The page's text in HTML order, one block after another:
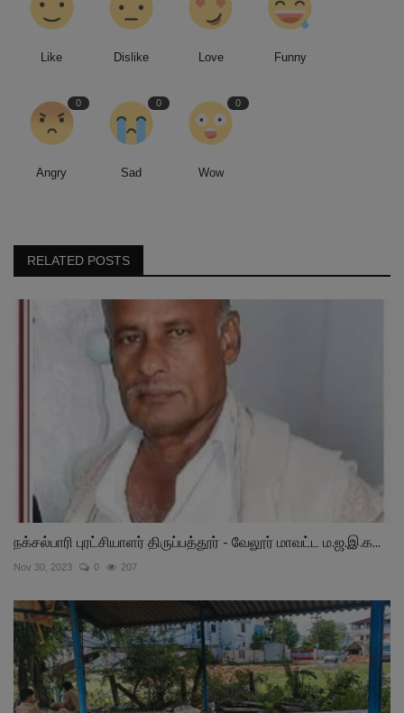
Like Dislike Love Funny
0
Angry
0
Sad
0
Wow
RELATED POSTS
நக்சல்பாரி புரட்சியாளர் திருப்பத்தூர் - வேலூர் மாவட்ட ம.ஜ.இ.க...
Nov 30, 2023 0 207